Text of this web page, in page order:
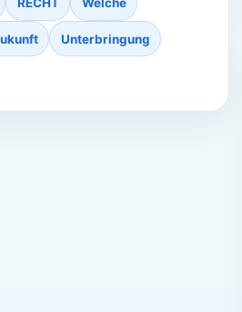
RECHT Welche
Unterbringung